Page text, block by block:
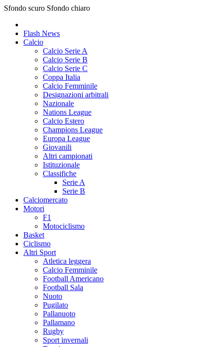
Sfondo scuro Sfondo chiaro
Flash News
Calcio
Calcio Serie A
Calcio Serie B
Calcio Serie C
Coppa Italia
Calcio Femminile
Designazioni arbitrali
Nazionale
Nations League
Calcio Estero
Champions League
Europa League
Giovanili
Altri campionati
Istituzionale
Classifiche
Serie A
Serie B
Calciomercato
Motori
F1
Motociclismo
Basket
Ciclismo
Altri Sport
Atletica leggera
Calcio Femminile
Football Americano
Football Sala
Nuoto
Pugilato
Pallanuoto
Pallamano
Rugby
Sport invernali